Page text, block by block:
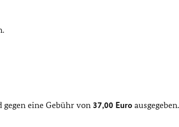
gegen eine Gebühr von37,00 Euro ausgegeben.